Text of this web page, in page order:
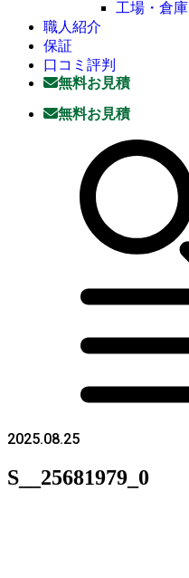
工場・倉庫
職人紹介
保証
口コミ評判
無料お見積
無料お見積
2025.08.25
S__25681979_0